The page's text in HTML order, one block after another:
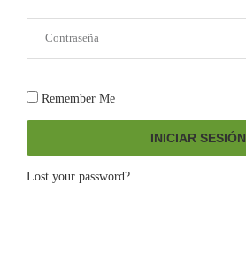
Remember Me
INICIAR SESIÓN
Lost your password?